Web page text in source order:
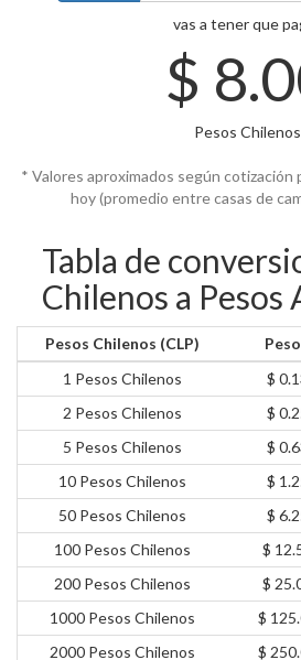
vas a tener que
$
Pesos Chilenos
* Valores aproximados según cotización
hoy (promedio entre casas de
Tabla de
Chilenos a
Pesos Chilenos (CLP)
1 Pesos Chilenos
$
2 Pesos Chilenos
$
5 Pesos Chilenos
$
10 Pesos Chilenos
$
50 Pesos Chilenos
$
100 Pesos Chilenos
$
200 Pesos Chilenos
$
1000 Pesos Chilenos
$
2000 Pesos Chilenos
$